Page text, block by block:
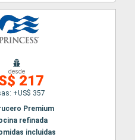
desde
217
+US$ 357
Premium
refinada
incluidas